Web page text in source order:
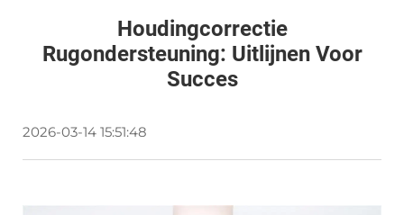
Houdingcorrectie
Rugondersteuning: Uitlijnen Voor
Succes
2026-03-14 15:51:48